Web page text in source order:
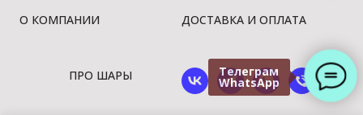
Телеграм
WhatsApp
О КОМПАНИИ ДОСТАВКА И ОПЛАТА
ПРО ШАРЫ